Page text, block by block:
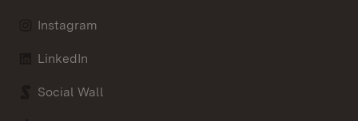
Instagram
LinkedIn
Social Wall